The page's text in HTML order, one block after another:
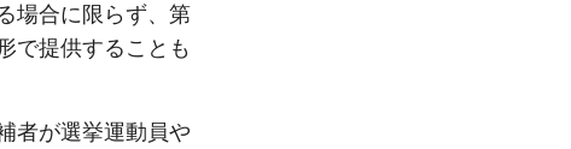
場合に限らず、第
で提供することも
者が選挙運動員や